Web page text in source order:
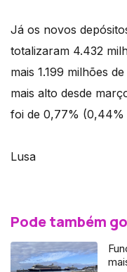
Já os novos
totalizaram 4.432
mais 1.199 milhões
mais alto desde
foi de 0,77% (0,44%
Lusa
Pode também